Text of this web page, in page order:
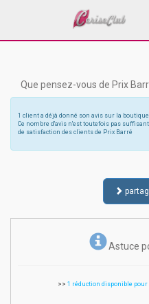
Que pensez-vous de Prix
1 client a déjà donné son avis sur la
Ce nombre d'avis n'est toutefois pas
de satisfaction des clients de Prix Barré
Astuce
>> 1 réduction disponible pour